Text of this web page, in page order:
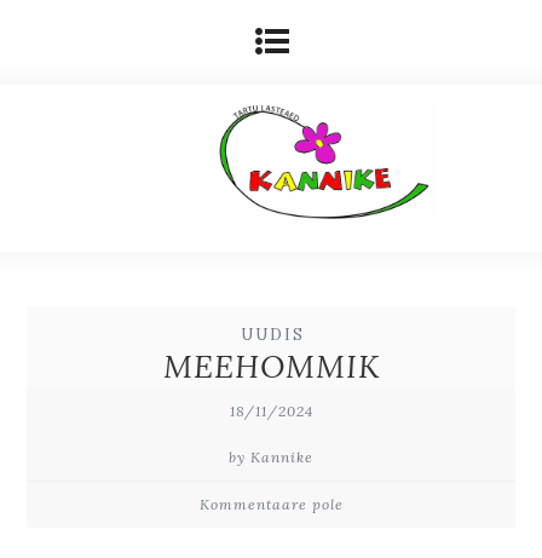
UUDIS
MEEHOMMIK
18/11/2024
by Kannike
Kommentaare pole